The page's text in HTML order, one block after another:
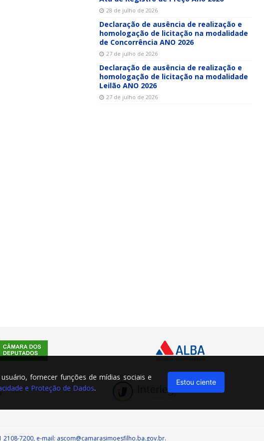
28 de julho de 2026
Declaração de ausência de realização e
homologação de licitação na modalidade
de Concorrência ANO 2026
27 de julho de 2026
Declaração de ausência de realização e
homologação de licitação na modalidade
Leilão ANO 2026
27 de julho de 2026
2108-7200, e-mail: ascom@camarasimoesfilho.ba.gov.br.
fornecer funções de mídias sociais e
e Proteção de Dados.
Estou ciente